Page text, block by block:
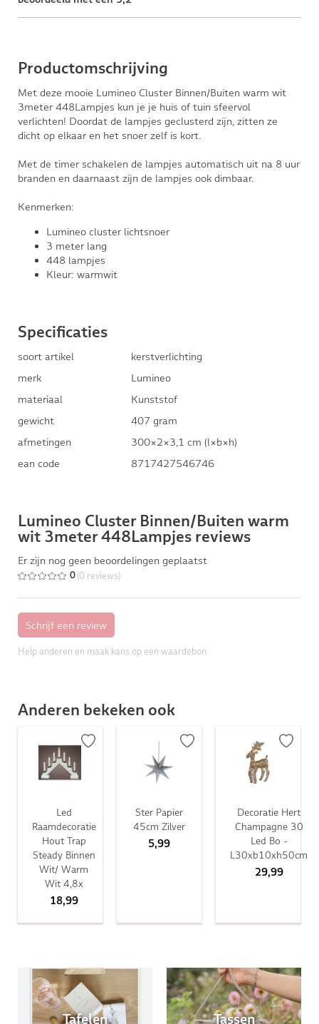
Productomschrijving
Met deze mooie Lumineo Cluster Binnen/Buiten warm wit
3meter 448Lampjes kun je je huis of tuin sfeervol
verlichten! Doordat de lampjes geclusterd zijn, zitten ze
dicht op elkaar en het snoer zelf is kort.
Met de timer schakelen de lampjes automatisch uit na 8 uur
branden en daarnaast zijn de lampjes ook dimbaar.
Kenmerken:
Lumineo cluster lichtsnoer
3 meter lang
448 lampjes
Kleur: warmwit
Specificaties
soort artikel
kerstverlichting
merk
Lumineo
materiaal
Kunststof
gewicht
407 gram
afmetingen
300×2×3,1 cm (l×b×h)
ean code
8717427546746
Lumineo Cluster Binnen/Buiten warm
wit 3meter 448Lampjes reviews
Er zijn nog geen beoordelingen geplaatst
0 (0 reviews)
Help anderen en maak kans op een waardebon
Anderen bekeken ook
Led
Raamdecoratie
Hout Trap
Steady Binnen
Wit/ Warm
Wit 4,8x
18,99
Ster Papier
45cm Zilver
5,99
Decoratie Hert
Champagne 30
Led Bo -
L30xb10xh50cm
29,99
Tafelen Tassen